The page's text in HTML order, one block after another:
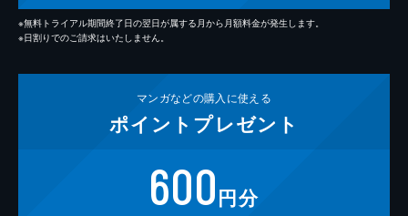
※無料トライアル期間終了日の翌日が属する月から月額料金が発生します。
※日割りでのご請求はいたしません。
マンガなどの購入に使える
ポイント プレゼント
600円分